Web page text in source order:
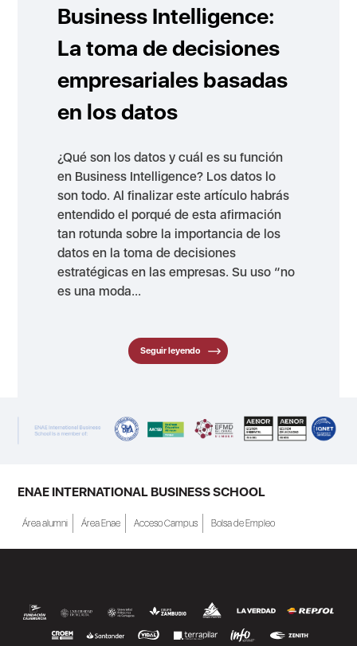
Business Intelligence:
La toma de decisiones
empresariales basadas
en los datos
¿Qué son los datos y cuál es su función
en Business Intelligence? Los datos lo
son todo. Al finalizar este artículo habrás
entendido el porqué de esta afirmación
tan rotunda sobre la importancia de los
datos en la toma de decisiones
estratégicas en las empresas. Su uso “no
es una moda...
Seguir leyendo
ENAE INTERNATIONAL BUSINESS SCHOOL
Área alumni Área Enae Acceso Campus Bolsa de Empleo